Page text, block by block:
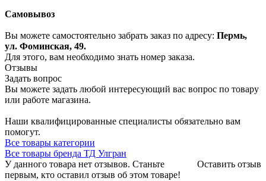
Самовывоз
Вы можете самостоятельно забрать заказ по адресу: Пермь,
ул. Фоминская, 49.
Для этого, вам необходимо знать номер заказа.
Отзывы
Задать вопрос
Вы можете задать любой интересующий вас вопрос по товару
или работе магазина.
Наши квалифицированные специалисты обязательно вам
помогут.
Все товары категории
Все товары бренда ТД Улгран
Оставить отзыв
У данного товара нет отзывов. Станьте
первым, кто оставил отзыв об этом товаре!